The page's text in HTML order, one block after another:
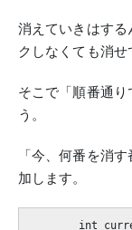
消えていきはする
クしなくても消せ
そこで「順番通り
う。
「今、何番を消
加します。